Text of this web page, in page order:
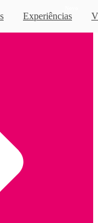
Experiências